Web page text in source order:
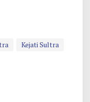
Kejati Sultra